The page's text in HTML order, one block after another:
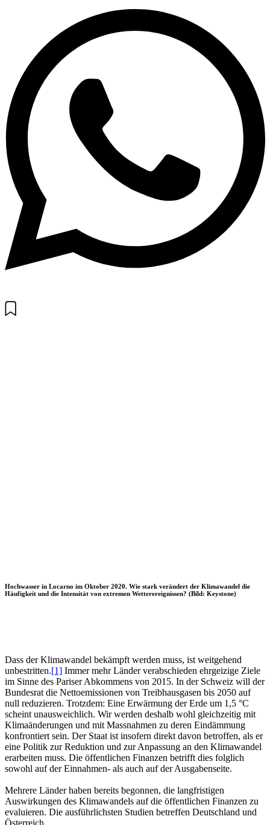
Hochwasser in Locarno im Oktober 2020. Wie stark verändert der Klimawandel die
Häufigkeit und die Intensität von extremen Wetterereignissen? (Bild: Keystone)
Dass der Klimawandel bekämpft werden muss, ist weitgehend
unbestritten.[1] Immer mehr Länder verabschieden ehrgeizige Ziele
im Sinne des Pariser Abkommens von 2015. In der Schweiz will der
Bundesrat die Nettoemissionen von Treibhausgasen bis 2050 auf
null reduzieren. Trotzdem: Eine Erwärmung der Erde um 1,5 °C
scheint unausweichlich. Wir werden deshalb wohl gleichzeitig mit
Klimaänderungen und mit Massnahmen zu deren Eindämmung
konfrontiert sein. Der Staat ist insofern direkt davon betroffen, als er
eine Politik zur Reduktion und zur Anpassung an den Klimawandel
erarbeiten muss. Die öffentlichen Finanzen betrifft dies folglich
sowohl auf der Einnahmen- als auch auf der Ausgabenseite.
Mehrere Länder haben bereits begonnen, die langfristigen
Auswirkungen des Klimawandels auf die öffentlichen Finanzen zu
evaluieren. Die ausführlichsten Studien betreffen Deutschland und
Österreich.